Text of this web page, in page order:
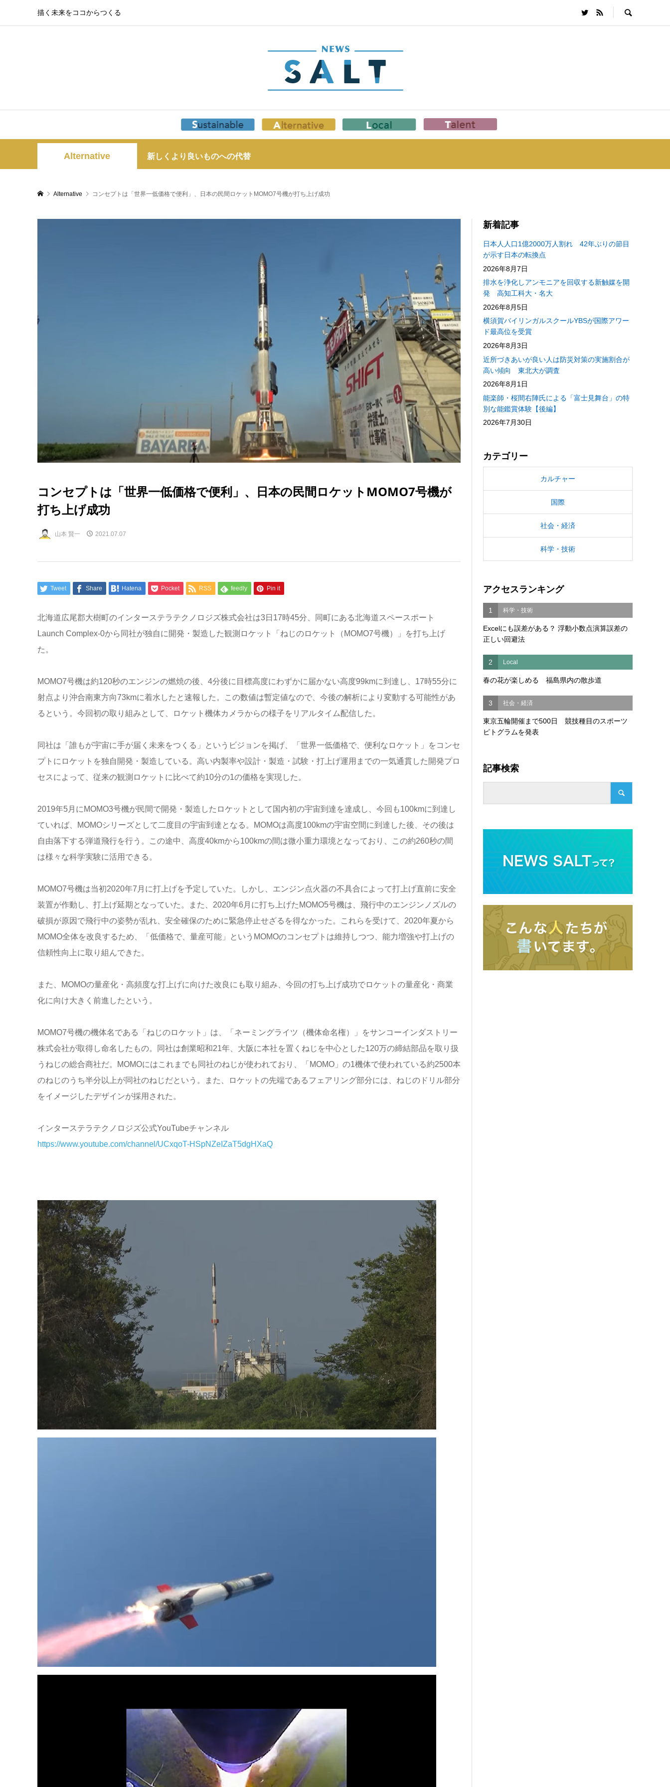
描く未来をココからつくる
Alternative 新しくより良いものへの代替
Alternative コンセプトは「世界一低価格で便利」、日本の民間ロケットMOMO7号機が打ち上げ成功
コンセプトは「世界一低価格で便利」、日本の民間ロケットMOMO7号機が
打ち上げ成功
山本 賢一 2021.07.07
Tweet Share Hatena Pocket RSS feedly Pin it
北海道広尾郡大樹町のインターステラテクノロジズ株式会社は3日 17時45分、同町にある北海道スペースポート
Launch Complex-0から同社が独自に開発・製造した観測ロケット「ねじのロケット（ MOMO7号機）」を打ち上げ
た。
MOMO7号機は約120秒のエンジンの燃焼の後、 4分後に目標高度にわずかに届かない高度99kmに到達し、 17時55分に
射点より沖合南東方向73kmに着水したと速報した。この数値は暫定値なので、今後の解析により変動する可能性があ
るという。今回初の取り組みとして、ロケット機体カメラからの様子をリアルタイム配信した。
同社は「誰もが宇宙に手が届く未来をつくる」というビジョンを掲げ、「世界一低価格で、便利なロケット」をコンセ
プトにロケットを独自開発・製造している。高い内製率や設計・製造・試験・打上げ運用までの一気通貫した開発プロ
セスによって、従来の観測ロケットに比べて約10分の1の価格を実現した。
2019年5月に MOMO3号機が民間で開発・製造したロケットとして国内初の宇宙到達を達成し、今回も100kmに到達し
ていれば、
MOMOシリーズとして二度目の宇宙到達となる。 MOMOは高度100kmの宇宙空間に到達した後、その後は
自由落下する弾道飛行を行う。この途中、高度40kmから100kmの間は微小重力環境となっており、この約260秒の間
は様々な科学実験に活用できる。
MOMO7号機は当初2020年7 月に打上げを予定していた。しかし、エンジン点火器の不具合によって打上げ直前に安全
装置が作動し、打上げ延期となっていた。また、 2020年6 月に打ち上げた MOMO5号機は、飛行中のエンジンノズルの
破損が原因で飛行中の姿勢が乱れ、安全確保のために緊急停止せざるを得なかった。これらを受けて、 2020年夏から
MOMO全体を改良するため、「低価格で、量産可能」という MOMOのコンセプトは維持しつつ、能力増強や打上げの
信頼性向上に取り組んできた。
また、 MOMOの量産化・高頻度な打上げに向けた改良にも取り組み、今回の打ち上げ成功でロケットの量産化・商業
化に向け大きく前進したという。
MOMO7号機の機体名である「ねじのロケット」は、「ネーミングライツ（機体命名権）」をサンコーインダストリー
株式会社が取得し命名したもの。同社は創業昭和21年、大阪に本社を置くねじを中心とした120万の締結部品を取り扱
うねじの総合商社だ。
MOMOにはこれまでも同社のねじが使われており、「 MOMO」の1機体で使われている約2500本
のねじのうち半分以上が同社のねじだという。また、ロケットの先端であるフェアリング部分には、ねじのドリル部分
をイメージしたデザインが採用された。
インターステラテクノロジズ公式YouTubeチャンネル
https://www.youtube.com/channel/UCxqoT-HSpNZeIZaT5dgHXaQ
新着記事
日本人人口1億2000万人割れ 42年ぶりの節目
が示す日本の転換点
2026年8月7日
排水を浄化しアンモニアを回収する新触媒を開
発 高知工科大・名大
2026年8月5日
横須賀バイリンガルスクールYBSが国際アワー
ド最高位を受賞
2026年8月3日
近所づきあいが良い人は防災対策の実施割合が
高い傾向 東北大が調査
2026年8月1日
能楽師・桜間右陣氏による「富士見舞台」の特
別な能鑑賞体験【後編】
2026年7月30日
カテゴリー
カルチャー
国際
社会・経済
科学・技術
アクセスランキング
1 科学・技術
Excelにも誤差がある？ 浮動小数点演算誤差の
正しい回避法
2 Local
春の花が楽しめる 福島県内の散歩道
3 社会・経済
東京五輪開催まで500日 競技種目のスポーツ
ピトグラムを発表
記事検索